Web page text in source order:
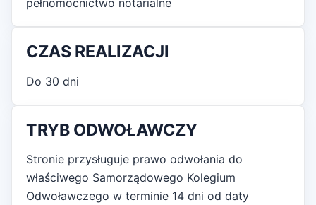
pełnomocnictwo notarialne
CZAS REALIZACJI
Do 30 dni
TRYB ODWOŁAWCZY
Stronie przysługuje prawo odwołania do
właściwego Samorządowego Kolegium
Odwoławczego w terminie 14 dni od daty